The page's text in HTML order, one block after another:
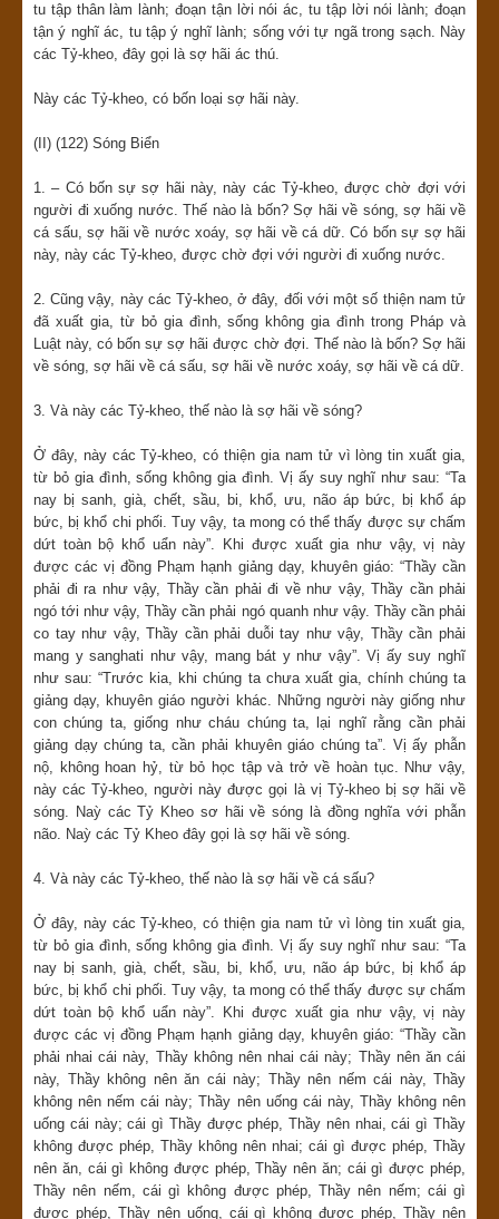
tu tập thân làm lành; đoạn tận lời nói ác, tu tập lời nói lành; đoạn
tận ý nghĩ ác, tu tập ý nghĩ lành; sống với tự ngã trong sạch. Này
các Tỷ-kheo, đây gọi là sợ hãi ác thú.
Này các Tỷ-kheo, có bốn loại sợ hãi này.
(II) (122) Sóng Biển
1. – Có bốn sự sợ hãi này, này các Tỷ-kheo, được chờ đợi với
người đi xuống nước. Thế nào là bốn? Sợ hãi về sóng, sợ hãi về
cá sấu, sợ hãi về nước xoáy, sợ hãi về cá dữ. Có bốn sự sợ hãi
này, này các Tỷ-kheo, được chờ đợi với người đi xuống nước.
2. Cũng vậy, này các Tỷ-kheo, ở đây, đối với một số thiện nam tử
đã xuất gia, từ bỏ gia đình, sống không gia đình trong Pháp và
Luật này, có bốn sự sợ hãi được chờ đợi. Thế nào là bốn? Sợ hãi
về sóng, sợ hãi về cá sấu, sợ hãi về nước xoáy, sợ hãi về cá dữ.
3. Và này các Tỷ-kheo, thế nào là sợ hãi về sóng?
Ở đây, này các Tỷ-kheo, có thiện gia nam tử vì lòng tin xuất gia,
từ bỏ gia đình, sống không gia đình. Vị ấy suy nghĩ như sau: “Ta
nay bị sanh, già, chết, sầu, bi, khổ, ưu, não áp bức, bị khổ áp
bức, bị khổ chi phối. Tuy vậy, ta mong có thể thấy được sự chấm
dứt toàn bộ khổ uẩn này”. Khi được xuất gia như vậy, vị này
được các vị đồng Phạm hạnh giảng dạy, khuyên giáo: “Thầy cần
phải đi ra như vậy, Thầy cần phải đi về như vậy, Thầy cần phải
ngó tới như vậy, Thầy cần phải ngó quanh như vậy. Thầy cần phải
co tay như vậy, Thầy cần phải duỗi tay như vậy, Thầy cần phải
mang y sanghati như vậy, mang bát y như vậy”. Vị ấy suy nghĩ
như sau: “Trước kia, khi chúng ta chưa xuất gia, chính chúng ta
giảng dạy, khuyên giáo người khác. Những người này giống như
con chúng ta, giống như cháu chúng ta, lại nghĩ rằng cần phải
giảng dạy chúng ta, cần phải khuyên giáo chúng ta”. Vị ấy phẫn
nộ, không hoan hỷ, từ bỏ học tập và trở về hoàn tục. Như vậy,
này các Tỷ-kheo, người này được gọi là vị Tỷ-kheo bị sợ hãi về
sóng. Naỳ các Tỷ Kheo sơ hãi về sóng là đồng nghĩa với phẫn
não. Naỳ các Tỷ Kheo đây gọi là sợ hãi về sóng.
4. Và này các Tỷ-kheo, thế nào là sợ hãi về cá sấu?
Ở đây, này các Tỷ-kheo, có thiện gia nam tử vì lòng tin xuất gia,
từ bỏ gia đình, sống không gia đình. Vị ấy suy nghĩ như sau: “Ta
nay bị sanh, già, chết, sầu, bi, khổ, ưu, não áp bức, bị khổ áp
bức, bị khổ chi phối. Tuy vậy, ta mong có thể thấy được sự chấm
dứt toàn bộ khổ uẩn này”. Khi được xuất gia như vậy, vị này
được các vị đồng Phạm hạnh giảng dạy, khuyên giáo: “Thầy cần
phải nhai cái này, Thầy không nên nhai cái này; Thầy nên ăn cái
này, Thầy không nên ăn cái này; Thầy nên nếm cái này, Thầy
không nên nếm cái này; Thầy nên uống cái này, Thầy không nên
uống cái này; cái gì Thầy được phép, Thầy nên nhai, cái gì Thầy
không được phép, Thầy không nên nhai; cái gì được phép, Thầy
nên ăn, cái gì không được phép, Thầy nên ăn; cái gì được phép,
Thầy nên nếm, cái gì không được phép, Thầy nên nếm; cái gì
được phép, Thầy nên uống, cái gì không được phép, Thầy nên